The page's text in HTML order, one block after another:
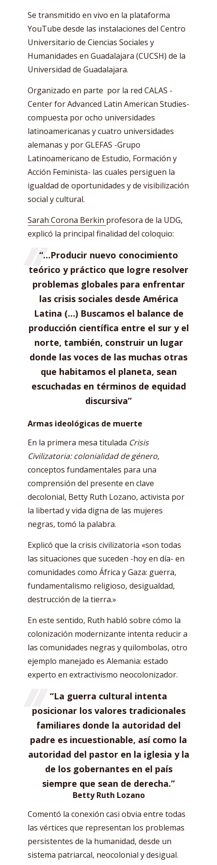
Se transmitido en vivo en la plataforma
YouTube desde las instalaciones del Centro
Universitario de Ciencias Sociales y
Humanidades en Guadalajara (CUCSH) de la
Universidad de Guadalajara.
Organizado en parte por la red CALAS -
Center for Advanced Latin American Studies-
compuesta por ocho universidades
latinoamericanas y cuatro universidades
alemanas y por GLEFAS -Grupo
Latinoamericano de Estudio, Formación y
Acción Feminista- las cuales persiguen la
igualdad de oportunidades y de visibilización
social y cultural.
Sarah Corona Berkin profesora de la UDG,
explicó la principal finalidad del coloquio:
“…Producir nuevo conocimiento
teórico y práctico que logre resolver
problemas globales para enfrentar
las crisis sociales desde América
Latina (…) Buscamos el balance de
producción científica entre el sur y el
norte, también, construir un lugar
donde las voces de las muchas otras
que habitamos el planeta, sean
escuchadas en términos de equidad
discursiva”
Armas ideológicas de muerte
En la primera mesa titulada Crisis
Civilizatoria: colonialidad de género,
conceptos fundamentales para una
comprensión del presente en clave
decolonial, Betty Ruth Lozano, activista por
la libertad y vida digna de las mujeres
negras, tomó la palabra.
Explicó que la crisis civilizatoria «son todas
las situaciones que suceden -hoy en día- en
comunidades como África y Gaza: guerra,
fundamentalismo religioso, desigualdad,
destrucción de la tierra.»
En este sentido, Ruth habló sobre cómo la
colonización modernizante intenta reducir a
las comunidades negras y quilombolas, otro
ejemplo manejado es Alemania: estado
experto en extractivismo neocolonizador.
“La guerra cultural intenta
posicionar los valores tradicionales
familiares donde la autoridad del
padre es incuestionable, así como la
autoridad del pastor en la iglesia y la
de los gobernantes en el país
siempre que sean de derecha.”
Betty Ruth Lozano
Comentó la conexión casi obvia entre todas
las vértices que representan los problemas
persistentes de la humanidad, desde un
sistema patriarcal, neocolonial y desigual.